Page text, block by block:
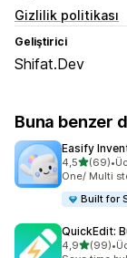
Gizlilik politikası
Geliştirici
Shifat.Dev
Buna benzer
Easify
4,55 yıldız
(69)
toplam 69•
One/ Multi
Built for
QuickEdit:
4,95 yıldız
(99)
toplam 99 •